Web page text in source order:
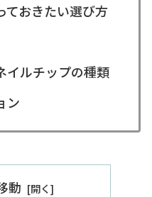
ておきたい選び方
イルチップの種類
ン
動